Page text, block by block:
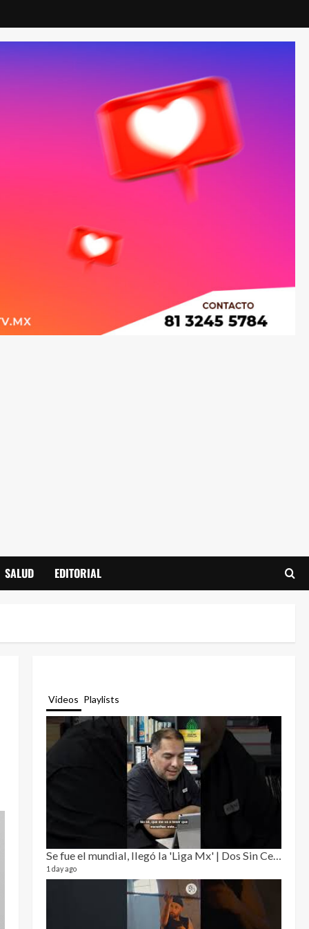
SALUD EDITORIAL
Videos Playlists
Se fue el mundial, llegó la 'Liga Mx' | Dos Sin Cebolla 🎙️
1 day ago
3